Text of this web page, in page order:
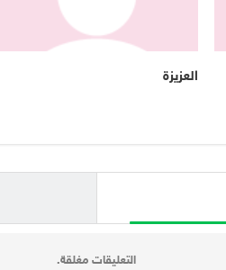
العزيزة
التعليقات مغلقة.